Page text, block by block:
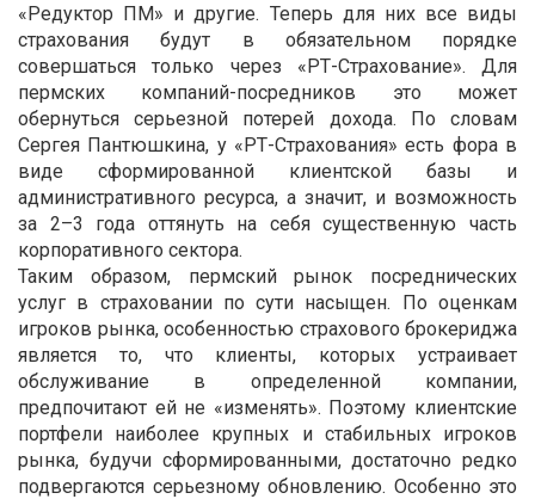
«Редуктор ПМ» и другие. Теперь для них все виды
страхования будут в обязательном порядке
совершаться только через «РТ-Страхование». Для
пермских компаний-посредников это может
обернуться серьезной потерей дохода. По словам
Сергея Пантюшкина, у «РТ-Страхования» есть фора в
виде сформированной клиентской базы и
административного ресурса, а значит, и возможность
за 2–3 года оттянуть на себя существенную часть
корпоративного сектора.
Таким образом, пермский рынок посреднических
услуг в страховании по сути насыщен. По оценкам
игроков рынка, особенностью страхового брокериджа
является то, что клиенты, которых устраивает
обслуживание в определенной компании,
предпочитают ей не «изменять». Поэтому клиентские
портфели наиболее крупных и стабильных игроков
рынка, будучи сформированными, достаточно редко
подвергаются серьезному обновлению. Особенно это